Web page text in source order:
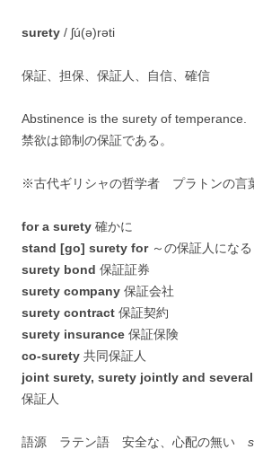
surety / ʃú(ə)rəti
保証、担保、保証人、自信、確信
Abstinence is the surety of temperance.
禁欲は節制の保証である。
※古代ギリシャの哲学者 プラトンの言
for a surety 確かに
stand [go] surety for～の保証人になる
surety bond 保証証券
surety company 保証会社
surety contract 保証契約
surety insurance 保証保険
co-surety 共同保証人
joint surety, surety jointly and
保証人
語源 ラテン語 安全な、心配の無い